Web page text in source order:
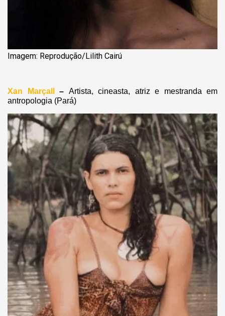
Imagem: Reprodução/Lilith Cairú
Xan Marçall – Artista, cineasta, atriz e mestranda em
antropologia (Pará)